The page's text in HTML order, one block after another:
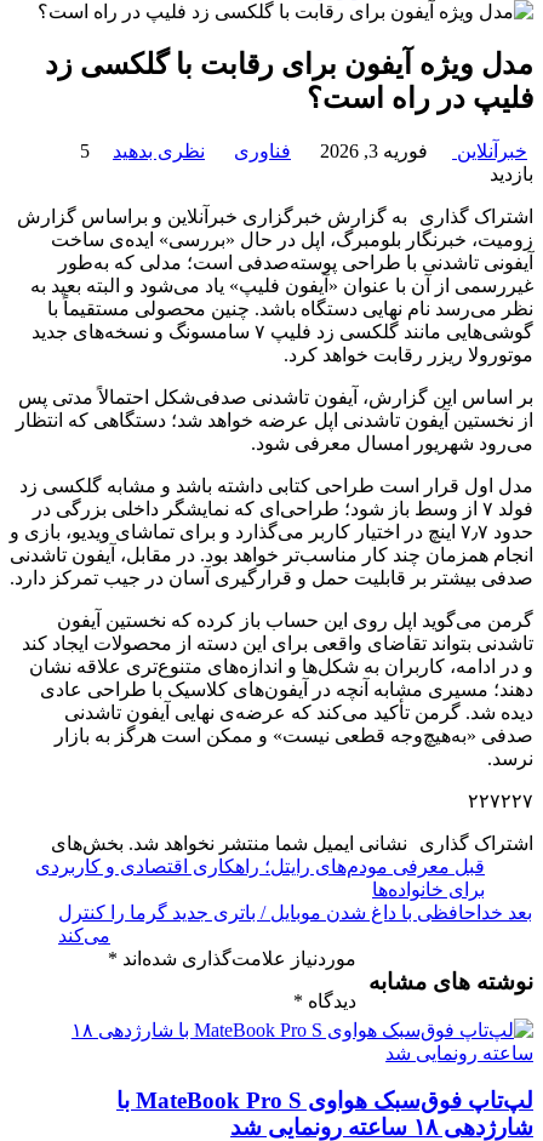
مدل ویژه آیفون برای رقابت با گلکسی زد
فلیپ در راه است؟
خبرآنلاین فوریه 3, 2026 فناوری نظری بدهید
5
بازدید
اشتراک گذاری
به گزارش خبرگزاری خبرآنلاین و براساس گزارش
زومیت، خبرنگار بلومبرگ، اپل در حال «بررسی» ایده‌ی ساخت
آیفونی تاشدنی با طراحی پوسته‌صدفی است؛ مدلی که به‌طور
غیررسمی از آن با عنوان «آیفون فلیپ» یاد می‌شود و البته بعید به
نظر می‌رسد نام نهایی دستگاه باشد. چنین محصولی مستقیماً با
گوشی‌هایی مانند گلکسی زد فلیپ ۷ سامسونگ و نسخه‌های جدید
موتورولا ریزر رقابت خواهد کرد.
بر اساس این گزارش، آیفون تاشدنی صدفی‌شکل احتمالاً مدتی پس
از نخستین آیفون تاشدنی اپل عرضه خواهد شد؛ دستگاهی که انتظار
می‌رود شهریور امسال معرفی شود.
مدل اول قرار است طراحی کتابی داشته باشد و مشابه گلکسی زد
فولد ۷ از وسط باز شود؛ طراحی‌ای که نمایشگر داخلی بزرگی در
حدود ۷٫۷ اینچ در اختیار کاربر می‌گذارد و برای تماشای ویدیو، بازی و
انجام همزمان چند کار مناسب‌تر خواهد بود. در مقابل، آیفون تاشدنی
صدفی بیشتر بر قابلیت حمل و قرارگیری آسان در جیب تمرکز دارد.
گرمن می‌گوید اپل روی این حساب باز کرده که نخستین آیفون
تاشدنی بتواند تقاضای واقعی برای این دسته از محصولات ایجاد کند
و در ادامه، کاربران به شکل‌ها و اندازه‌های متنوع‌تری علاقه نشان
دهند؛ مسیری مشابه آنچه در آیفون‌های کلاسیک با طراحی عادی
دیده شد. گرمن تأکید می‌کند که عرضه‌ی نهایی آیفون تاشدنی
صدفی «به‌هیچ‌وجه قطعی نیست» و ممکن است هرگز به بازار
نرسد.
۲۲۷۲۲۷
اشتراک گذاری
قبل معرفی مودم‌های رایتل؛ راهکاری اقتصادی و کاربردی
برای خانواده‌ها
بعد خداحافظی با داغ شدن موبایل / باتری جدید گرما را کنترل
می‌کند
نوشته های مشابه
لپ‌تاپ فوق‌سبک هواوی MateBook Pro S با
شارژدهی ۱۸ ساعته رونمایی شد
نشانی ایمیل شما منتشر نخواهد شد. بخش‌های
موردنیاز علامت‌گذاری شده‌اند *
دیدگاه *